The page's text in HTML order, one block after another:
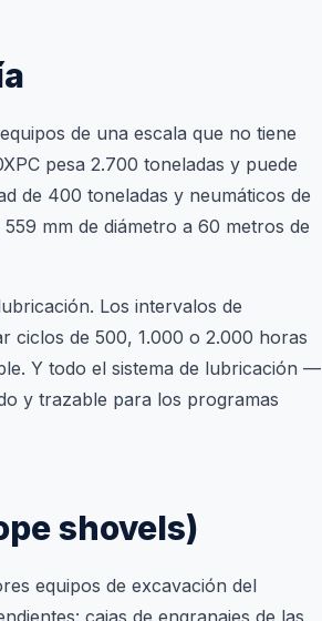
de una escala que no tiene
pesa 2.700 toneladas y puede
de 400 toneladas y neumáticos de
mm de diámetro a 60 metros de
Los intervalos de
ciclos de 500, 1.000 o 2.000 horas
Y todo el sistema de lubricación —
y trazable para los programas
shovels)
equipos de excavación del
cajas de engranajes de las